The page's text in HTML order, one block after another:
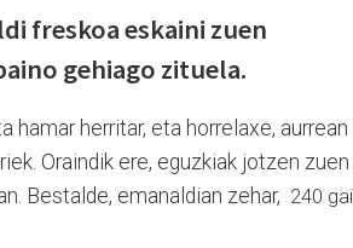
freskoa eskaini zuen
gehiago zituela.
hamar herritar, eta horrelaxe, aurrean
Oraindik ere, eguzkiak jotzen zuen
Bestalde, emanaldian zehar, 240